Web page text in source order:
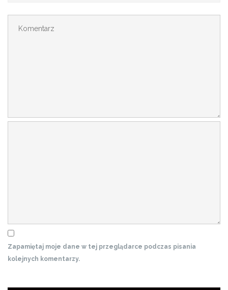
Zapamiętaj moje dane w tej przeglądarce podczas pisania
kolejnych komentarzy.